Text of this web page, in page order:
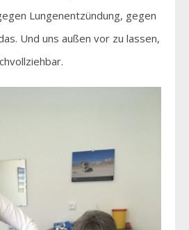
Lungenentzündung, gegen
Und uns außen vor zu lassen,